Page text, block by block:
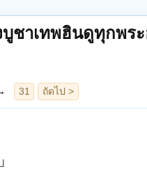
ชาเทพฮินดูทุกพร